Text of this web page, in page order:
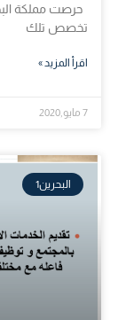
حرصت مملكة
تخصص تلك
اقرأ المزيد »
7 مايو,2020
البحرين1